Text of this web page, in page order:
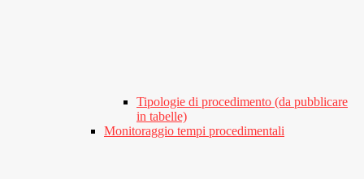
Tipologie di procedimento (da pubblicare
in tabelle)
Monitoraggio tempi procedimentali